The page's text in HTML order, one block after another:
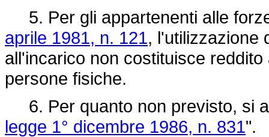
5. Per gli appartenenti alle
aprile 1981, n. 121, l'utilizzazione
all'incarico non costituisce
persone fisiche.
6. Per quanto non previsto, si
legge 1° dicembre 1986, n. 831".